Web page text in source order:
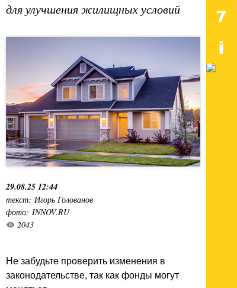
для улучшения жилищных условий
29.08.25 12:44
текст: Игорь Голованов
фото: INNOV.RU
2043
Не забудьте проверить изменения в
законодательстве, так как фонды могут